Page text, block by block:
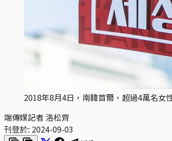
2018年8月4日，南韓首爾，超過4萬名
端傳媒記者 洛松齊
刊登於: 2024-09-03